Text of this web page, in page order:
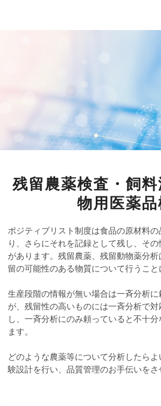
残留農薬検査・飼
物用医薬品
ポジティブリスト制度は食品の原材料
り、さらにそれを記録として残し、そ
があります。残留農薬、残留動物薬分
留の可能性のある物質について行うこと
生産段階の情報が無い場合は一斉分析
が、残留性の高いものには一斉分析で
し、一斉分析にのみ頼っていると不十
ます。
どのような農薬等について分析したら
験設計を行い、品質管理のお手伝いをさ